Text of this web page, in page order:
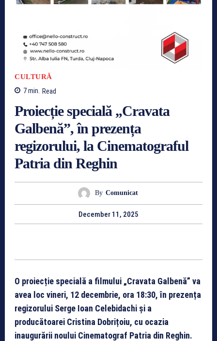
CULTURĂ
7min. Read
Proiecție specială „Cravata
Galbenă”, în prezența
regizorului, la Cinematograful
Patria din Reghin
By Comunicat
December 11, 2025
O proiecție specială a filmului „Cravata Galbenă” va
avea loc vineri, 12 decembrie, ora 18:30, în prezența
regizorului Serge Ioan Celebidachi și a
producătoarei Cristina Dobrițoiu, cu ocazia
inaugurării noului Cinematograf Patria din Reghin.